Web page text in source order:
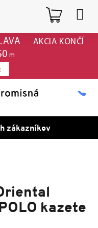
AKCIA KONČÍ
m
zákazníkov
kazete